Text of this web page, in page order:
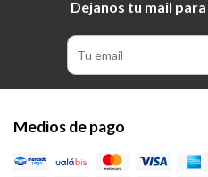
Dejanos tu mail
Medios de pago